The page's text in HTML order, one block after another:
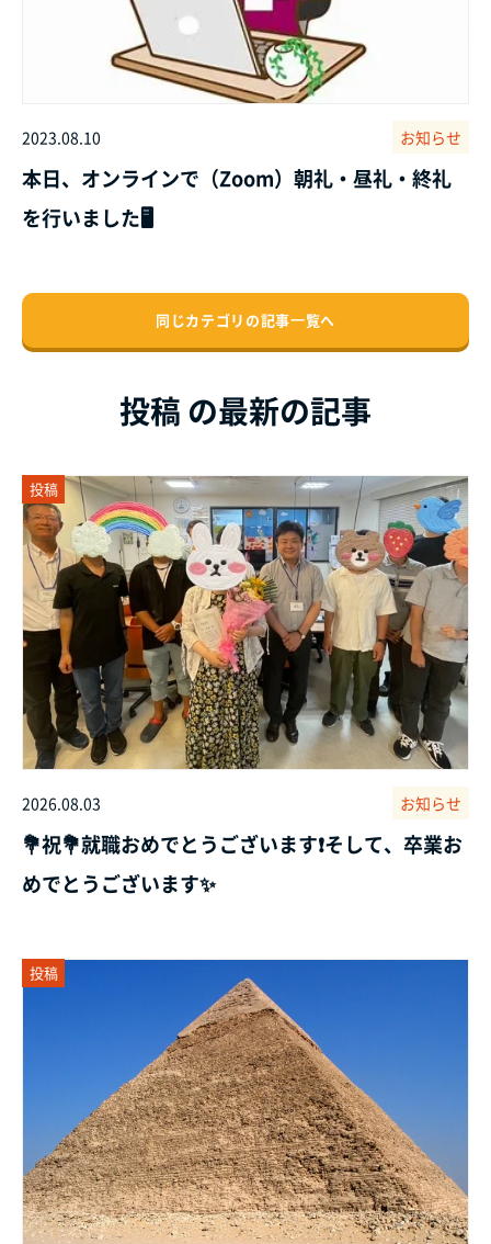
2023.08.10 お知らせ
本日、オンラインで（Zoom）朝礼・昼礼・終礼
を行いました🖥️
同じカテゴリの記事⼀覧へ
投稿 の最新の記事
投稿
2026.08.03 お知らせ
💐祝💐就職おめでとうございます❗そして、卒業お
めでとうございます✨
投稿